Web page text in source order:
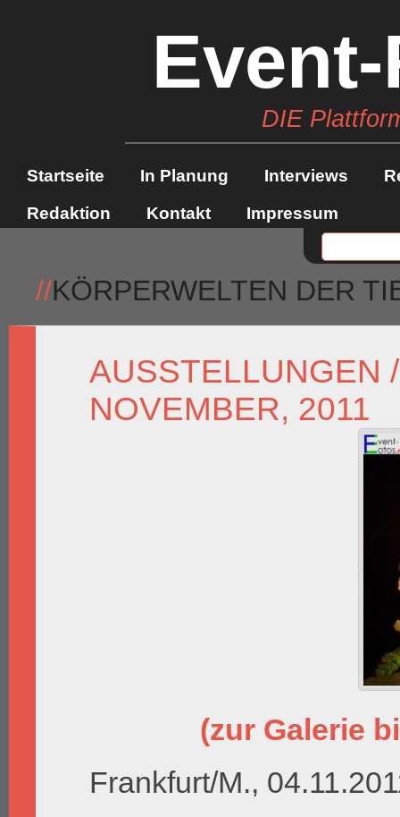
DIE
Startseite In Planung Interviews
Redaktion
Kontakt Impressum
//KÖRPERWELTEN DER
AUSSTELLUNGEN
NOVEMBER, 2011
(zur Galerie
Frankfurt/M.,